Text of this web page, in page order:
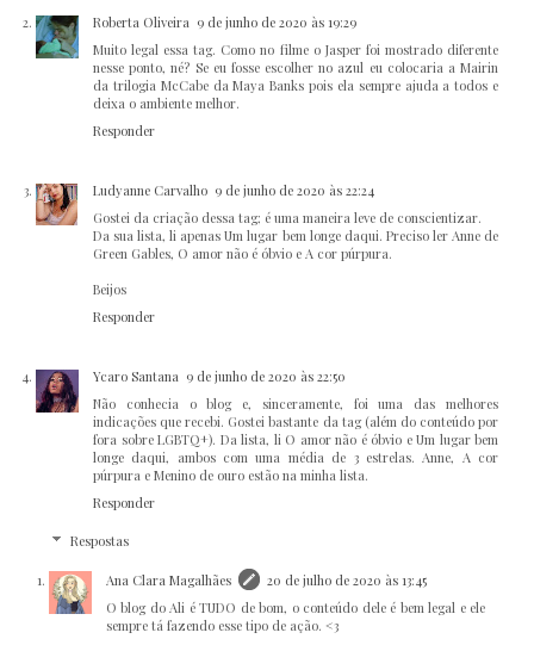
Roberta Oliveira 9 de junho de 2020 às 19:29
Muito legal essa tag. Como no filme o Jasper foi mostrado diferente
nesse ponto, né? Se eu fosse escolher no azul eu colocaria a Mairin
da trilogia McCabe da Maya Banks pois ela sempre ajuda a todos e
deixa o ambiente melhor.
Responder
Ludyanne Carvalho 9 de junho de 2020 às 22:24
Gostei da criação dessa tag; é uma maneira leve de conscientizar.
Da sua lista, li apenas Um lugar bem longe daqui. Preciso ler Anne de
Green Gables, O amor não é óbvio e A cor púrpura.
Beijos
Responder
Ycaro Santana 9 de junho de 2020 às 22:50
Não conhecia o blog e, sinceramente, foi uma das melhores
indicações que recebi. Gostei bastante da tag (além do conteúdo por
fora sobre LGBTQ+). Da lista, li O amor não é óbvio e Um lugar bem
longe daqui, ambos com uma média de 3 estrelas. Anne, A cor
púrpura e Menino de ouro estão na minha lista.
Responder
Respostas
Ana Clara Magalhães
20 de julho de 2020 às 13:45
O blog do Ali é TUDO de bom, o conteúdo dele é bem legal e ele
sempre tá fazendo esse tipo de ação. <3